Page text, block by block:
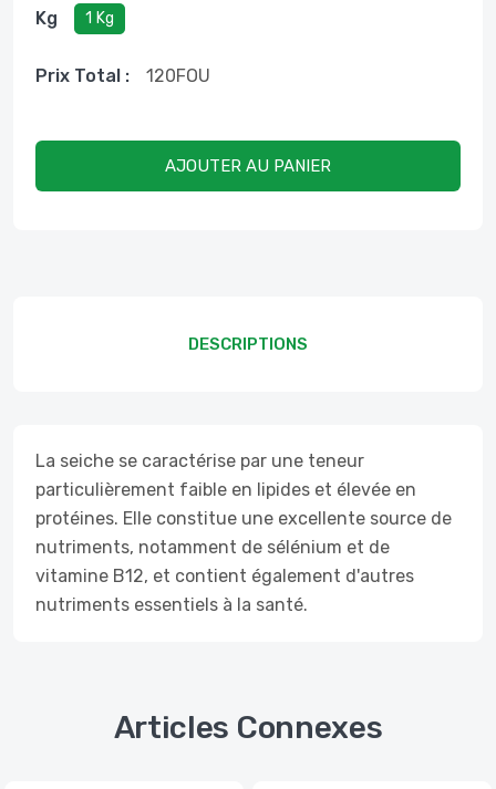
Kg
1 Kg
Prix ​​total : 120FOU
AJOUTER AU PANIER
DESCRIPTIONS
La seiche se caractérise par une teneur
particulièrement faible en lipides et élevée en
protéines. Elle constitue une excellente source de
nutriments, notamment de sélénium et de
vitamine B12, et contient également d'autres
nutriments essentiels à la santé.
Articles Connexes